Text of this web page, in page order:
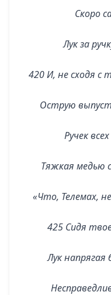
Скоро
Лук за
420 И, не сходя с
Острую
Ручек
Тяжкая медью
«Что, Телемах,
425 Сидя
Лук напрягая